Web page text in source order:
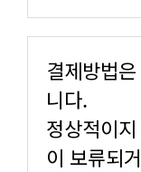
결제방법
니다.
정상적이
이 보류되